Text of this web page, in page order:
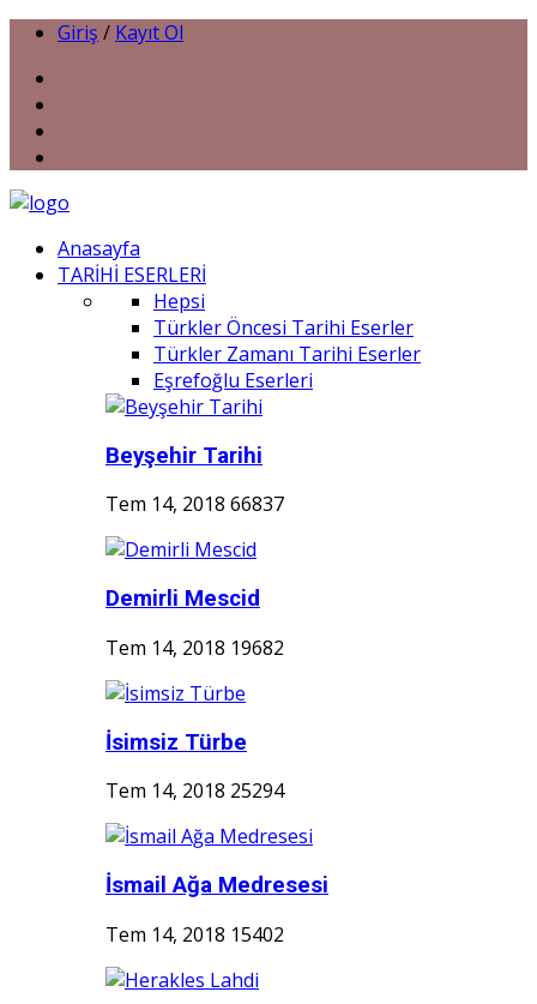
Giriş / Kayıt Ol
Anasayfa
TARİHİ ESERLERİ
Hepsi
Türkler Öncesi Tarihi Eserler
Türkler Zamanı Tarihi Eserler
Eşrefoğlu Eserleri
Beyşehir Tarihi
Tem 14, 2018 66837
Demirli Mescid
Tem 14, 2018 19682
İsimsiz Türbe
Tem 14, 2018 25294
İsmail Ağa Medresesi
Tem 14, 2018 15402